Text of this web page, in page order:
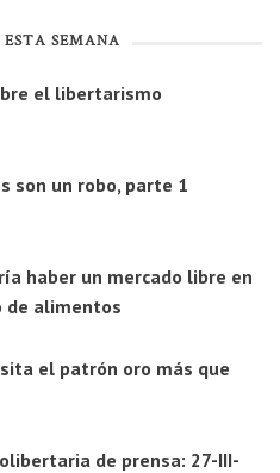
ESTA SEMANA
el libertarismo
son un robo, parte 1
haber un mercado libre en
alimentos
el patrón oro más que
de prensa: 27-III-